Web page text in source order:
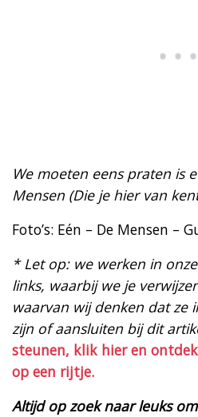
We moeten eens praten is
Mensen (Die je hier van
Foto’s: Eén – De Mensen –
* Let op: we werken in
links, waarbij we je
waarvan wij denken dat ze
zijn of aansluiten bij dit
steunen, klik hier en
op een rijtje.
Altijd op zoek naar leuks